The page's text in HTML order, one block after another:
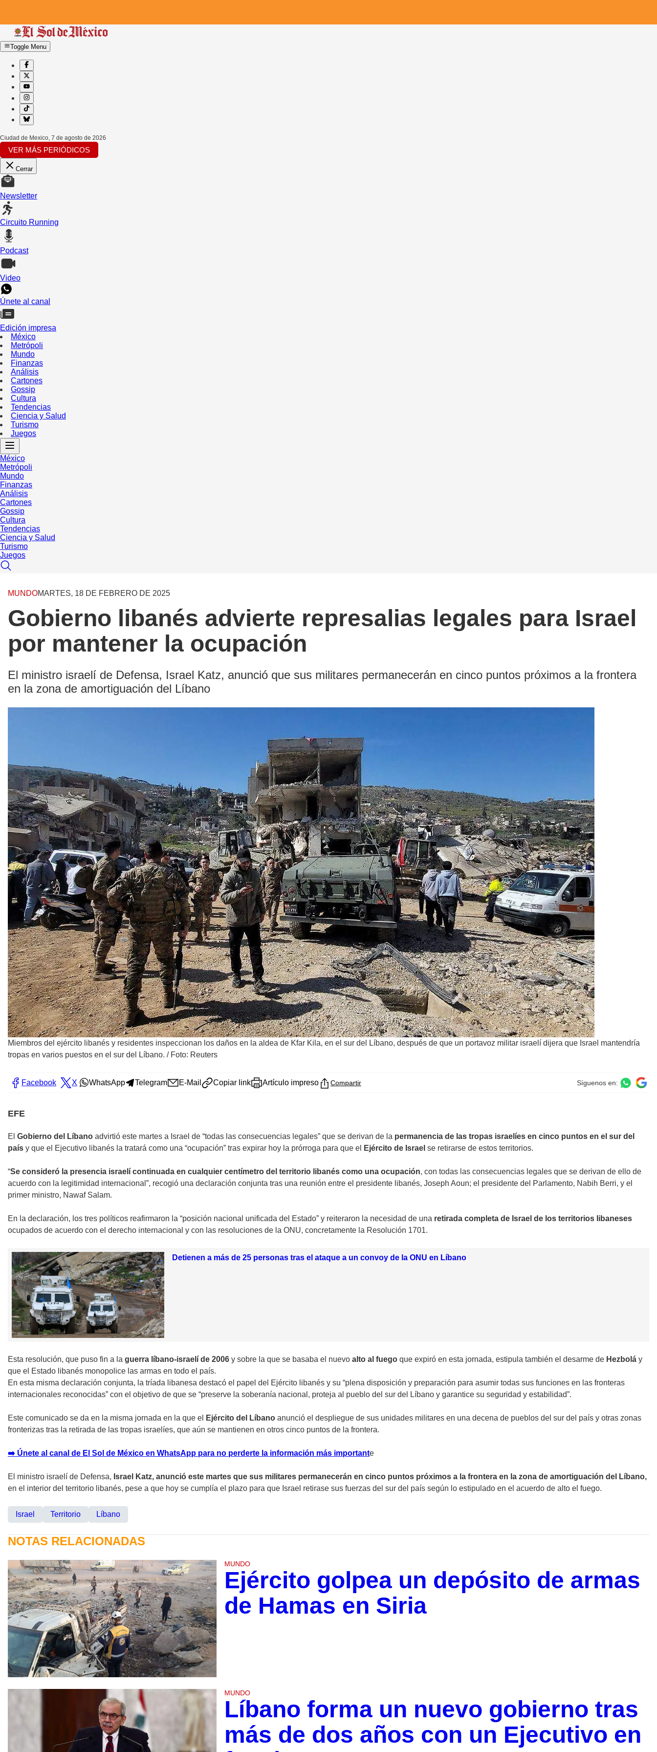
Toggle Menu
Ciudad de Mexico, 7 de agosto de 2026
VER MÁS PERIÓDICOS
Cerrar
Newsletter
Circuito Running
Podcast
Video
Únete al canal
Edición impresa
México
Metrópoli
Mundo
Finanzas
Análisis
Cartones
Gossip
Cultura
Tendencias
Ciencia y Salud
Turismo
Juegos
México
Metrópoli
Mundo
Finanzas
Análisis
Cartones
Gossip
Cultura
Tendencias
Ciencia y Salud
Turismo
Juegos
MUNDOMARTES, 18 DE FEBRERO DE 2025
Gobierno libanés advierte represalias legales para Israel
por mantener la ocupación
El ministro israelí de Defensa, Israel Katz, anunció que sus militares permanecerán en cinco puntos próximos a la frontera
en la zona de amortiguación del Líbano
Miembros del ejército libanés y residentes inspeccionan los daños en la aldea de Kfar Kila, en el sur del Líbano, después de que un portavoz militar israelí dijera que Israel mantendría
tropas en varios puestos en el sur del Líbano. / Foto: Reuters
Facebook X WhatsApp Telegram E-Mail Copiar link Artículo impreso Compartir Síguenos en:
EFE
El Gobierno del Líbano advirtió este martes a Israel de “todas las consecuencias legales” que se derivan de la permanencia de las tropas israelíes en cinco puntos en el sur del
país y que el Ejecutivo libanés la tratará como una “ocupación” tras expirar hoy la prórroga para que el Ejército de Israel se retirarse de estos territorios.
“Se consideró la presencia israelí continuada en cualquier centímetro del territorio libanés como una ocupación, con todas las consecuencias legales que se derivan de ello de
acuerdo con la legitimidad internacional”, recogió una declaración conjunta tras una reunión entre el presidente libanés, Joseph Aoun; el presidente del Parlamento, Nabih Berri, y el
primer ministro, Nawaf Salam.
En la declaración, los tres políticos reafirmaron la “posición nacional unificada del Estado” y reiteraron la necesidad de una retirada completa de Israel de los territorios libaneses
ocupados de acuerdo con el derecho internacional y con las resoluciones de la ONU, concretamente la Resolución 1701.
Detienen a más de 25 personas tras el ataque a un convoy de la ONU en Líbano
Esta resolución, que puso fin a la guerra líbano-israelí de 2006 y sobre la que se basaba el nuevo alto al fuego que expiró en esta jornada, estipula también el desarme de Hezbolá y
que el Estado libanés monopolice las armas en todo el país.
En esta misma declaración conjunta, la tríada libanesa destacó el papel del Ejército libanés y su “plena disposición y preparación para asumir todas sus funciones en las fronteras
internacionales reconocidas” con el objetivo de que se “preserve la soberanía nacional, proteja al pueblo del sur del Líbano y garantice su seguridad y estabilidad”.
Este comunicado se da en la misma jornada en la que el Ejército del Líbano anunció el despliegue de sus unidades militares en una decena de pueblos del sur del país y otras zonas
fronterizas tras la retirada de las tropas israelíes, que aún se mantienen en otros cinco puntos de la frontera.
➡️ Únete al canal de El Sol de México en WhatsApp para no perderte la información más importante
El ministro israelí de Defensa, Israel Katz, anunció este martes que sus militares permanecerán en cinco puntos próximos a la frontera en la zona de amortiguación del Líbano,
en el interior del territorio libanés, pese a que hoy se cumplía el plazo para que Israel retirase sus fuerzas del sur del país según lo estipulado en el acuerdo de alto el fuego.
Israel Territorio Líbano
NOTAS RELACIONADAS
MUNDO
Ejército golpea un depósito de armas
de Hamas en Siria
MUNDO
Líbano forma un nuevo gobierno tras
más de dos años con un Ejecutivo en